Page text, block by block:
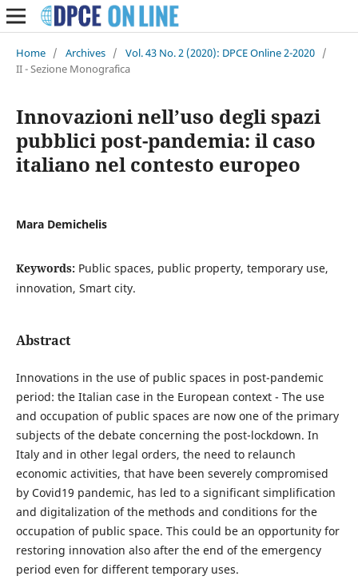
Home / Archives / Vol. 43 No. 2 (2020): DPCE Online 2-2020 /
II - Sezione Monografica
Innovazioni nell’uso degli spazi
pubblici post-pandemia: il caso
italiano nel contesto europeo
Mara Demichelis
Keywords: Public spaces, public property, temporary use,
innovation, Smart city.
Abstract
Innovations in the use of public spaces in post-pandemic
period: the Italian case in the European context - The use
and occupation of public spaces are now one of the primary
subjects of the debate concerning the post-lockdown. In
Italy and in other legal orders, the need to relaunch
economic activities, that have been severely compromised
by Covid19 pandemic, has led to a significant simplification
and digitalization of the methods and conditions for the
occupation of public space. This could be an opportunity for
restoring innovation also after the end of the emergency
period even for different temporary uses.